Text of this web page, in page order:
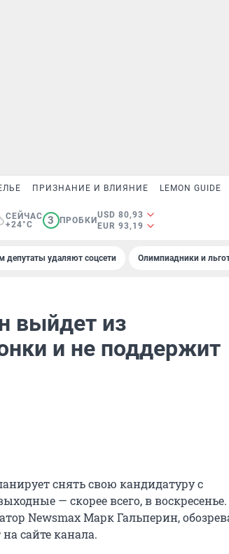
ПРИЗНАНИЕ И ВЛИЯНИЕ LEMON GUIDE
СЕЙЧАС
+24°C
3 ПРОБКИ
USD 80,93
EUR 93,19
депутаты удаляют соцсети Олимпиадники и
выйдет из
и не поддержит
снять свою кандидатуру с
— скорее всего, в
Newsmax Марк Гальперин,
на сайте канала.